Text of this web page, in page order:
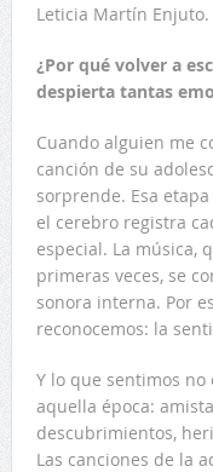
Leticia Martín Enjuto.
¿Por qué volver a
despierta tantas
Cuando alguien me
canción de su
sorprende. Esa
el cerebro registra
especial. La música,
primeras veces, se
sonora interna. Por
reconocemos: la
Y lo que sentimos no
aquella época:
descubrimientos,
Las canciones de la